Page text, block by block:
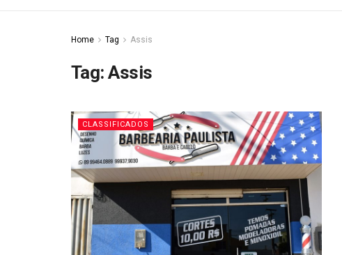
Home Tag Assis
Tag:Assis
CLASSIFICADOS